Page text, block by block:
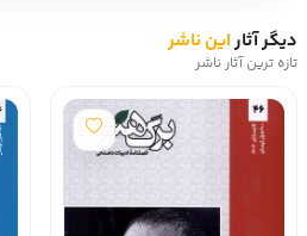
دیگر آثاراین ناشر
تازه ترین آثار ناشر